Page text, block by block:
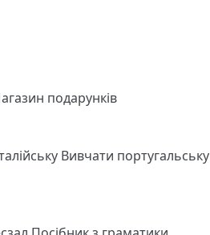
подарунків
Вивчати португальську